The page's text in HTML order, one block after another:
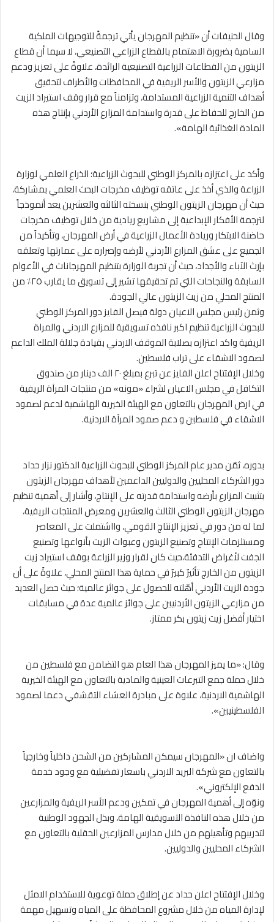
وقال الحنيفات أن «تنظيم المهرجان يأتي ترجمةً للتوجيهات الملكية
السامية بضرورة الاهتمام بالقطاع الزراعي التصنيعي، لا سيما أن قطاع
الزيتون من القطاعات الزراعية التصنيعية الرائدة، علاوةً على تعزيز ودعم
مزارعي الزيتون والأسر الريفية في المحافظات والأطراف لتحقيق
أهداف التنمية الزراعية المستدامة، وتزامناً مع قرار وقف استيراد الزيت
من الخارج للحفاظ على قدرة واستدامة المزارع الأردني بإنتاج هذه
المادة الغذائية الهامة».
وأكد على اعتزازه بالمركز الوطني للبحوث الزراعية؛ الذراع العلمي لوزارة
الزراعة والذي أخذ على عاتقه توظيف مخرجات البحث العلمي بمشاركة،
حيث أن مهرجان الزيتون الوطني بنسخته الثالثه والعشرين يعد أنموذجاً
لترجمة الأفكار الإبداعية إلى مشاريع ريادية من خلال توظيف مخرجات
حاضنة الابتكار وريادة الأعمال الزراعية في أرض المهرجان، وتأكيداً من
الجميع على عشق المزارع الأردني لأرضه وإصراره على عمارتها وتعلقه
بإرث الآباء والأجداد، حيث أن تجربة الوزارة بتنظيم المهرجانات في الأعوام
السابقة والنجاحات التي تم تحقيقها تشير إلى تسويق ما يقارب ٢٥٪ من
المنتج المحلي من زيت الزيتون عالي الجودة.
وثمن رئيس مجلس الاعيان دولة فيصل الفايز دور المركز الوطني
للبحوث الزراعية تنظيم اكبر نافذه تسويقية للمزارع الاردني والمراة
الريفية واكد اعتزازه بصلابة الموقف الاردني بقيادة جلالة الملك الداعم
لصمود الاشقاء على تراب فلسطين.
وخلال الإفتتاح اعلن الفايز عن تبرع بمبلغ ٢٠ الف دينار من صندوق
التكافل في مجلس الاعيان لشراء «مونه» من منتجات المرآة الريفية
في ارض المهرجان بالتعاون مع الهيئة الخيرية الهاشمية لدعم لصمود
الاشقاء في فلسطين و دعم صمود المرآة الاردنية.
بدوره، ثمّن مدير عام المركز الوطني للبحوث الزراعية الدكتور نزار حداد
دور الشركاء المحليين والدوليين الداعمين لأهداف مهرجان الزيتون
بتثبيت المزارع بأرضه واستدامة قدرته على الإنتاج، وأشار إلى أهمية تنظيم
مهرجان الزيتون الوطني الثالث والعشرين ومعرض المنتجات الريفية،
لما له من دور في تعزيز الإنتاج القومي، وااشتملت على المعاصر
ومستلزمات الإنتاج وتصنيع الزيتون وعبوات الزيت بأنواعها وتصنيع
الجفت لأغراض التدفئة،حيث كان لقرار وزير الزراعة بوقف استيراد زيت
الزيتون من الخارج تأثيرٌ كبيرٌ في حماية هذا المنتج المحلي، علاوةً على أن
جودة الزيت الأردني أهّلته للحصول على جوائز عالمية؛ حيث حصل العديد
من مزارعي الزيتون الأردنيين على جوائز عالمية عدة في مسابقات
اختيار أفضل زيت زيتون بكر ممتاز.
وقال: «ما يميز المهرجان هذا العام هو التضامن مع فلسطين من
خلال حملة جمع التبرعات العينية والمادية بالتعاون مع الهيئة الخيرية
الهاشمية الاردنية، علاوة على مبادرة العشاء التقشفي دعما لصمود
الفلسطينيين».
واضاف ان «المهرجان سيمكن المشاركين من الشحن داخلياً وخارجياً
بالتعاون مع شركة البريد الاردني باسعار تفضيلية مع وجود خدمة
الدفع الإلكتروني».
ونوّه إلى أهمية المهرجان في تمكين ودعم الأسر الريفية والمزارعين
من خلال هذه النافذة التسويقية الهامة، وبذل الجهود الوطنية
لتدريبهم وتأهيلهم من خلال مدارس المزارعين الحقلية بالتعاون مع
الشركاء المحليين والدوليين.
وخلال الإفتتاح اعلن حداد عن إطلاق حملة توعوية للاستخدام الامثل
لإدارة المياه من خلال مشروع المحافظة على المياه وتسهيل مهمة